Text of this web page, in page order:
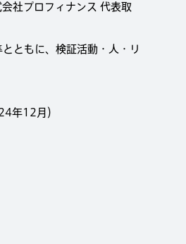
社プロフィナンス 代表取
ともに、検証活動・人・リ
年12月）